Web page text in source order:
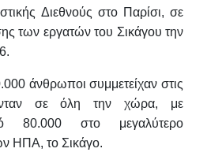
Διεθνούς στο Παρίσι, σε
των εργατών του Σικάγου την
άνθρωποι συμμετείχαν στις
σε όλη την χώρα, με
80.000 στο μεγαλύτερο
ΗΠΑ, το Σικάγο.